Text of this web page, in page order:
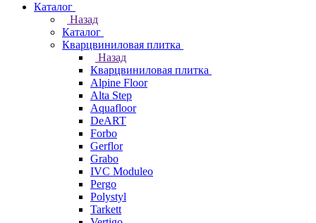
Каталог
Назад
Каталог
Кварцвиниловая плитка
Назад
Кварцвиниловая плитка
Alpine Floor
Alta Step
Aquafloor
DeART
Forbo
Gerflor
Grabo
IVC Moduleo
Pergo
Polystyl
Tarkett